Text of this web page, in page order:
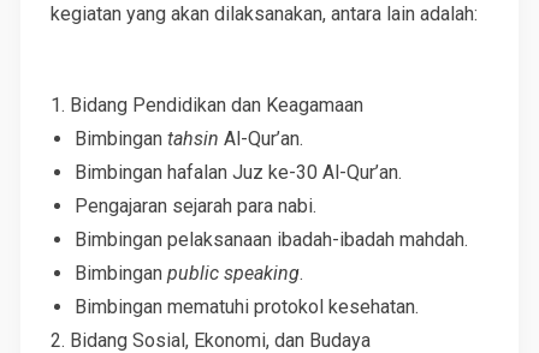
kegiatan yang akan dilaksanakan, antara lain adalah:
1. Bidang Pendidikan dan Keagamaan
Bimbingantahsin Al-Qur’an.
Bimbingan hafalan Juz ke-30 Al-Qur’an.
Pengajaran sejarah para nabi.
Bimbingan pelaksanaan ibadah-ibadah mahdah.
Bimbinganpublic speaking.
Bimbingan mematuhi protokol kesehatan.
2. Bidang Sosial, Ekonomi, dan Budaya